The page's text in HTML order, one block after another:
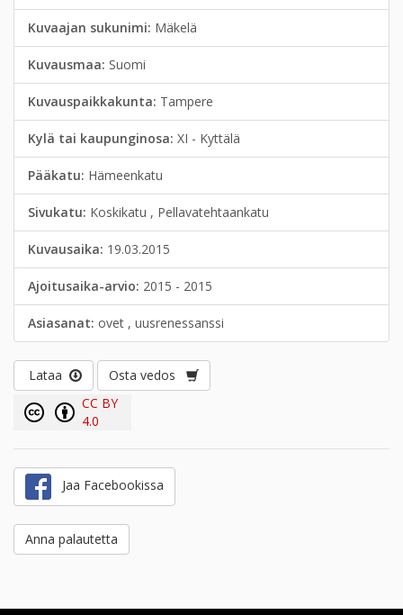
Kuvaajan sukunimi: Mäkelä
Kuvausmaa: Suomi
Kuvauspaikkakunta: Tampere
Kylä tai kaupunginosa: XI - Kyttälä
Pääkatu: Hämeenkatu
Sivukatu: Koskikatu , Pellavatehtaankatu
Kuvausaika: 19.03.2015
Ajoitusaika-arvio: 2015 - 2015
Asiasanat: ovet , uusrenessanssi
Lataa
Osta vedos
CC BY
4.0
Jaa Facebookissa
Anna palautetta